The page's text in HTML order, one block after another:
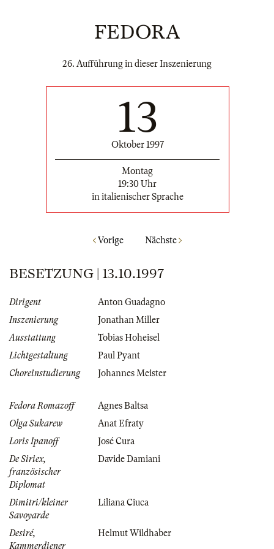
FEDORA
26. Aufführung in dieser Inszenierung
13
Oktober 1997
Montag
19:30 Uhr
in italienischer Sprache
Vorige Nächste
BESETZUNG | 13.10.1997
Dirigent
Anton Guadagno
Inszenierung
Jonathan Miller
Ausstattung
Tobias Hoheisel
Lichtgestaltung
Paul Pyant
Choreinstudierung
Johannes Meister
Fedora Romazoff
Agnes Baltsa
Olga Sukarew
Anat Efraty
Loris Ipanoff
José Cura
De Siriex,
französischer
Diplomat
Davide Damiani
Dimitri/kleiner
Savoyarde
Liliana Ciuca
Desiré,
Kammerdiener
Helmut Wildhaber